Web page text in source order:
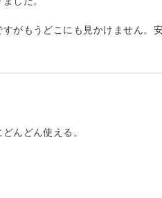
がもうどこにも見かけません。
んどん使える。